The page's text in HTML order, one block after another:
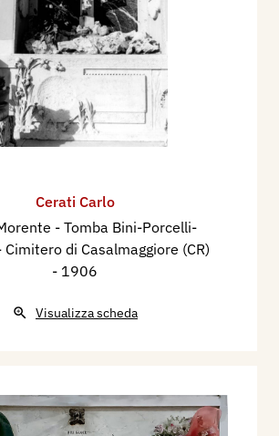
Cerati Carlo
- Tomba Bini-Porcelli-
Cimitero di Casalmaggiore (CR)
- 1906
Visualizza scheda